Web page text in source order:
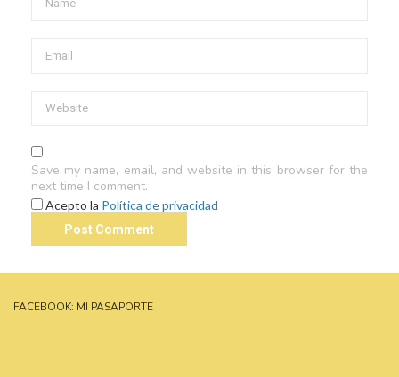
Save my name, email, and website in this browser for the
next time I comment.
Acepto la Política de privacidad
FACEBOOK: MI PASAPORTE